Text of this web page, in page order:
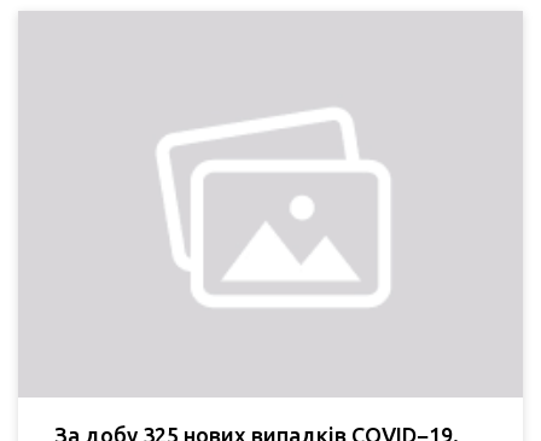
За добу 325 нових випадків COVID−19.